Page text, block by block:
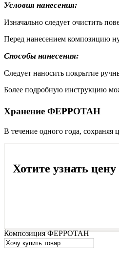
Условия нанесения:
Изначально следует очистить
Перед нанесением композицию
Способы нанесения:
Следует наносить покрытие
Более подробную инструкцию
Хранение ФЕРРОТАН
В течение одного года, сохраняя
Хотите узнать
Композиция ФЕРРОТАН